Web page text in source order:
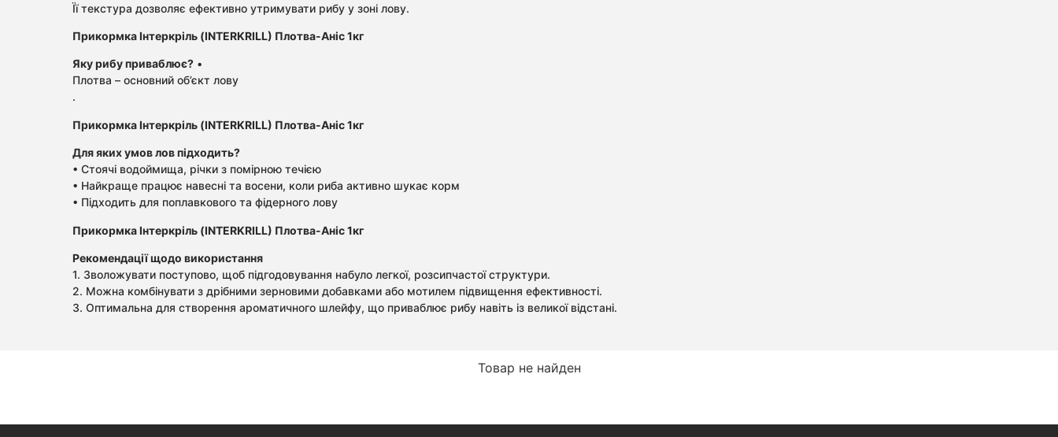
Її текстура дозволяє ефективно утримувати рибу у зоні лову.
Прикормка Інтеркріль (INTERKRILL) Плотва-Аніс 1кг
Яку рибу приваблює? •
Плотва – основний об’єкт лову
.
Прикормка Інтеркріль (INTERKRILL) Плотва-Аніс 1кг
Для яких умов лов підходить?
• Стоячі водоймища, річки з помірною течією
• Найкраще працює навесні та восени, коли риба активно шукає корм
• Підходить для поплавкового та фідерного лову
Прикормка Інтеркріль (INTERKRILL) Плотва-Аніс 1кг
Рекомендації щодо використання
1. Зволожувати поступово, щоб підгодовування набуло легкої, розсипчастої структури.
2. Можна комбінувати з дрібними зерновими добавками або мотилем підвищення ефективності.
3. Оптимальна для створення ароматичного шлейфу, що приваблює рибу навіть із великої відстані.
Товар не найден